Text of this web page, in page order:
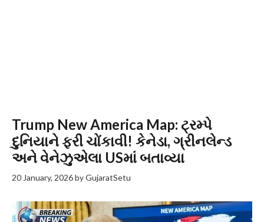
Trump New America Map: ટ્રમ્પે
દુનિયાને ફરી ચોંકાવી! કેનેડા, ગ્રીનલેન્ડ
અને વેનેઝુએલા USમાં બતાવ્યા
20 January, 2026byGujaratSetu